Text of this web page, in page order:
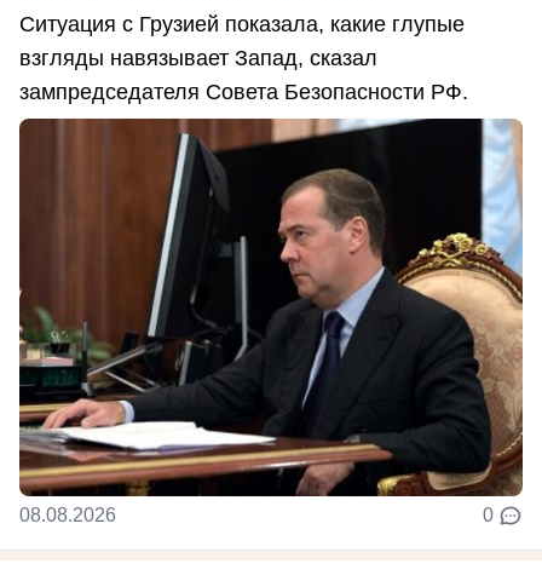
Ситуация с Грузией показала, какие глупые
взгляды навязывает Запад, сказал
зампредседателя Совета Безопасности РФ.
08.08.2026 0